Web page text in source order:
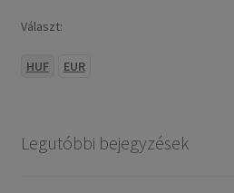
Választ:
HUF EUR
Legutóbbi bejegyzések